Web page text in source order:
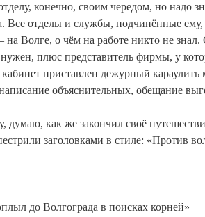
конечно, своим чередом, но надо
Все отделы и службы, подчинённые
Волге, о чём на работе никто не
плюс представитель фирмы, у
приставлен дежурный
объяснительных, обещание
думаю, как же закончил своё
заголовками в стиле: «Против
до Волгограда в поисках корней»